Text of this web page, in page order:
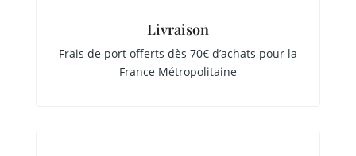
Livraison
Frais de port offerts dès 70€ d’achats pour la
France Métropolitaine